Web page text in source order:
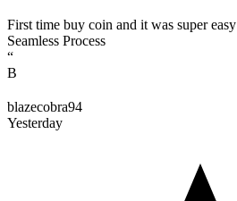
First time buy coin and it was super easy
Seamless Process
“
B
blazecobra94
Yesterday